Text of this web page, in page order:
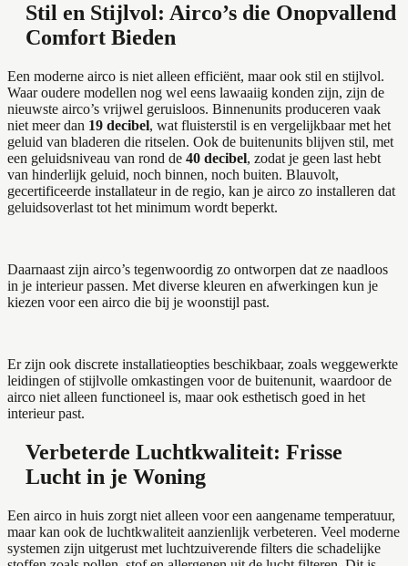
Stil en Stijlvol: Airco’s die Onopvallend
Comfort Bieden
Een moderne airco is niet alleen efficiënt, maar ook stil en stijlvol.
Waar oudere modellen nog wel eens lawaaiig konden zijn, zijn de
nieuwste airco’s vrijwel geruisloos. Binnenunits produceren vaak
niet meer dan 19 decibel, wat fluisterstil is en vergelijkbaar met het
geluid van bladeren die ritselen. Ook de buitenunits blijven stil, met
een geluidsniveau van rond de 40 decibel, zodat je geen last hebt
van hinderlijk geluid, noch binnen, noch buiten. Blauvolt,
gecertificeerde installateur in de regio, kan je airco zo installeren dat
geluidsoverlast tot het minimum wordt beperkt.
Daarnaast zijn airco’s tegenwoordig zo ontworpen dat ze naadloos
in je interieur passen. Met diverse kleuren en afwerkingen kun je
kiezen voor een airco die bij je woonstijl past.
Er zijn ook discrete installatieopties beschikbaar, zoals weggewerkte
leidingen of stijlvolle omkastingen voor de buitenunit, waardoor de
airco niet alleen functioneel is, maar ook esthetisch goed in het
interieur past.
Verbeterde Luchtkwaliteit: Frisse
Lucht in je Woning
Een airco in huis zorgt niet alleen voor een aangename temperatuur,
maar kan ook de luchtkwaliteit aanzienlijk verbeteren. Veel moderne
systemen zijn uitgerust met luchtzuiverende filters die schadelijke